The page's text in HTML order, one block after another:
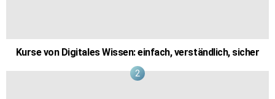
Kurse von Digitales Wissen: einfach, verständlich, sicher